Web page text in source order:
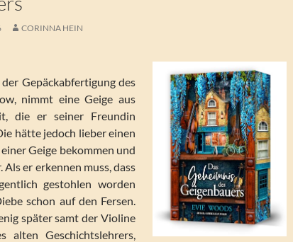
CORINNA HEIN
Gepäckabfertigung des
nimmt eine Geige aus
die er seiner Freundin
hätte jedoch lieber einen
Geige bekommen und
er erkennen muss, dass
gestohlen worden
schon auf den Fersen.
später samt der Violine
alten Geschichtslehrers,